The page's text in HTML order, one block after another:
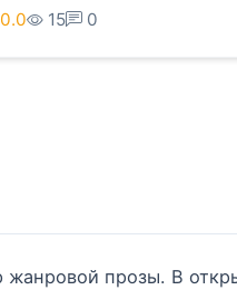
0.0
15 0
прозы. В